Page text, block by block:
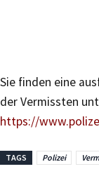
Sie finden eine
der Vermissten
https://
TAGS Polizei